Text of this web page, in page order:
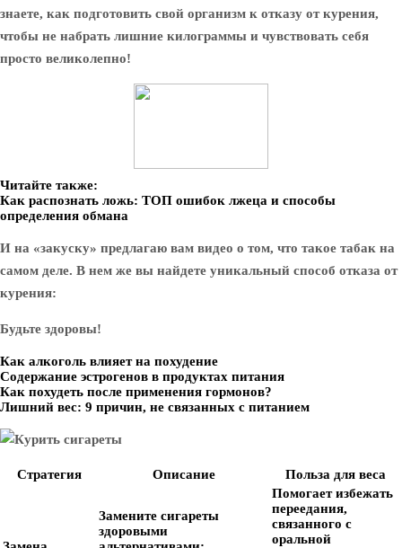
знаете, как подготовить свой организм к отказу от курения,
чтобы не набрать лишние килограммы и чувствовать себя
просто великолепно!
Читайте также:
Как распознать ложь: ТОП ошибок лжеца и способы
определения обмана
И на «закуску» предлагаю вам видео о том, что такое табак на
самом деле. В нем же вы найдете уникальный способ отказа от
курения:
Будьте здоровы!
Как алкоголь влияет на похудение
Содержание эстрогенов в продуктах питания
Как похудеть после применения гормонов?
Лишний вес: 9 причин, не связанных с питанием
Стратегия Описание Польза для веса
Замените сигареты
здоровыми
Помогает избежать
переедания,
связанного с
оральной